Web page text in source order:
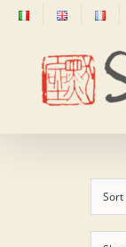
Skip
content
Sort